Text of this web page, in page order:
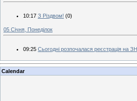
10:17 З Різдвом! (0)
05 Січня, Понеділок
09:25 Сьогодні розпочалася реєстрація на
Calendar